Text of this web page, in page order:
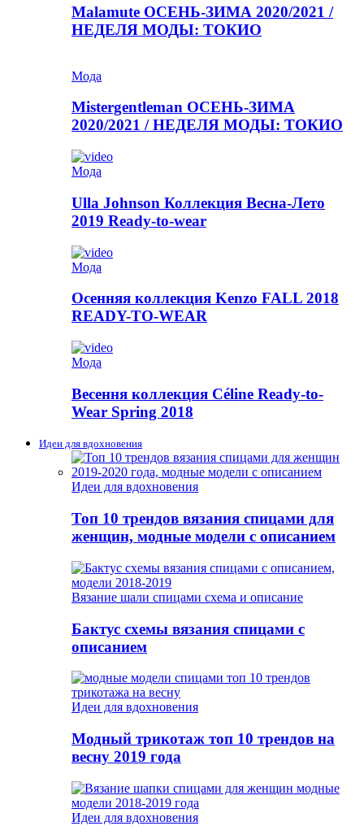
Malamute ОСЕНЬ-ЗИМА 2020/2021 /
НЕДЕЛЯ МОДЫ: ТОКИО
Мода
Mistergentleman ОСЕНЬ-ЗИМА
2020/2021 / НЕДЕЛЯ МОДЫ: ТОКИО
Мода
Ulla Johnson Коллекция Весна-Лето
2019 Ready-to-wear
Мода
Осенняя коллекция Kenzo FALL 2018
READY-TO-WEAR
Мода
Весення коллекция Céline Ready-to-
Wear Spring 2018
Идеи для вдохновения
Идеи для вдохновения
Топ 10 трендов вязания спицами для
женщин, модные модели с описанием
Вязание шали спицами схема и описание
Бактус схемы вязания спицами с
описанием
Идеи для вдохновения
Модный трикотаж топ 10 трендов на
весну 2019 года
Идеи для вдохновения